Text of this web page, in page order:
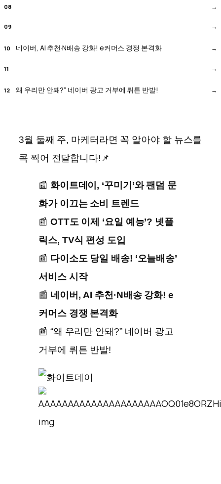
네이버, AI 추천·N배송 강화! e커머스 경쟁 본격화
왜 우리만 안돼?” 네이버 광고 거부에 뤼튼 반발!
3월 둘째 주, 마케터라면 꼭 알아야 할 뉴스를
콕 찍어 전달합니다!📌
📰 화이트데이, ‘꾸미기’와 팬덤 문
화가 이끄는 소비 트렌드
📰 OTT도 이제 ‘요일 예능’? 넷플
릭스, TV식 편성 도입
📰 다이소도 당일 배송! ‘오늘배송’
서비스 시작
📰 네이버, AI 추천·N배송 강화! e
커머스 경쟁 본격화
📰 “왜 우리만 안돼?” 네이버 광고
거부에 뤼튼 반발!